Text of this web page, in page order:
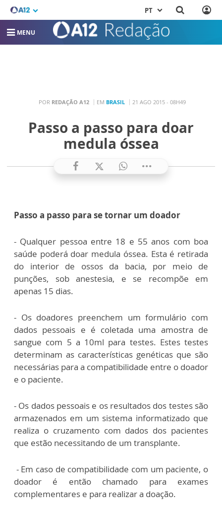
PT
MENU
POR REDAÇÃO A12 EM BRASIL 21 AGO 2015 - 08H49
Passo a passo para doar
medula óssea
Passo a passo para se tornar um doador
- Qualquer pessoa entre 18 e 55 anos com boa
saúde poderá doar medula óssea. Esta é retirada
do interior de ossos da bacia, por meio de
punções, sob anestesia, e se recompõe em
apenas 15 dias.
- Os doadores preenchem um formulário com
dados pessoais e é coletada uma amostra de
sangue com 5 a 10ml para testes. Estes testes
determinam as características genéticas que são
necessárias para a compatibilidade entre o doador
e o paciente.
- Os dados pessoais e os resultados dos testes são
armazenados em um sistema informatizado que
realiza o cruzamento com dados dos pacientes
que estão necessitando de um transplante.
- Em caso de compatibilidade com um paciente, o
doador é então chamado para exames
complementares e para realizar a doação.